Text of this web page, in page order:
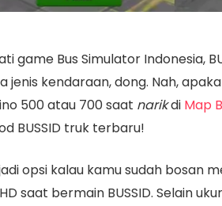
game Bus Simulator Indonesia,
jenis kendaraan, dong. Nah,
500 atau 700 saat narikdi Map
BUSSID truk terbaru!
opsi kalau kamu sudah bosan
saat bermain BUSSID. Selain